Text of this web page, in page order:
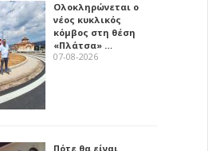
Ολοκληρώνεται ο
νέος κυκλικός
κόμβος στη θέση
«Πλάτσα» …
07-08-2026
Πότε θα είναι